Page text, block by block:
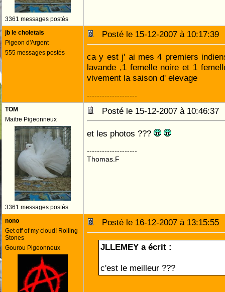
3361 messages postés
jb le choletais
Pigeon d'Argent
555 messages postés
Posté le 15-12-2007 à
ca y est j' ai mes 4 premiers
lavande ,1 femelle noire et 1
vivement la saison d' elevage
--------------------
TOM
Maitre Pigeonneux
3361 messages postés
Posté le 15-12-2007 à
et les photos ???
--------------------
Thomas.F
nono
Get off of my cloud! Rolling
Stones
Gourou Pigeonneux
Posté le 16-12-2007 à
JLLEMEY a écrit :
c'est le meilleur ???